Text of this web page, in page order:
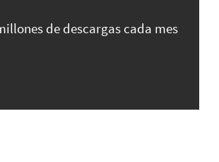
de descargas cada mes